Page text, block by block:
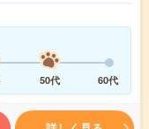
50代 60代